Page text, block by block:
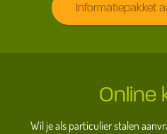
Informatiepakket
Online
Wil je als particulier stalen